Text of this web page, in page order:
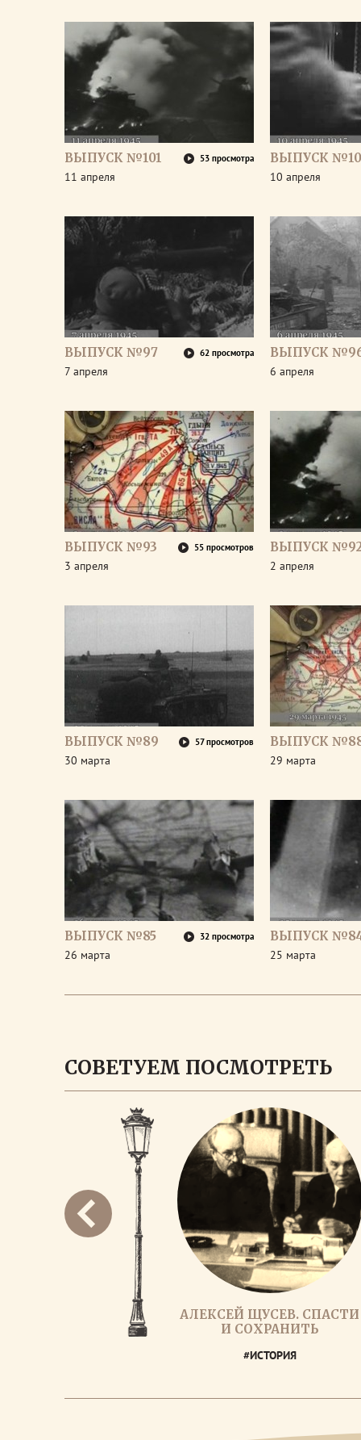
ВЫПУСК №101 53 просмотра
11 апреля
ВЫПУСК
10 апреля
ВЫПУСК №97 62 просмотра
7 апреля
ВЫПУСК
6 апреля
ВЫПУСК №93 55 просмотров
3 апреля
ВЫПУСК
2 апреля
ВЫПУСК №89 57 просмотров
30 марта
ВЫПУСК
29 марта
ВЫПУСК №85 32 просмотра
26 марта
ВЫПУСК
25 марта
СОВЕТУЕМ ПОСМОТРЕТЬ
АЛЕКСЕЙ ЩУСЕВ. СПАСТИ
И СОХРАНИТЬ
#ИСТОРИЯ